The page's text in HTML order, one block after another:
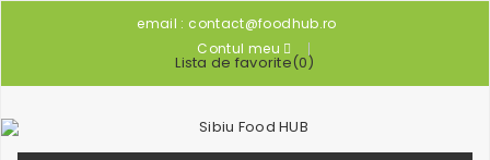
email : contact@foodhub.ro
Contul meu
Lista de favorite(0)